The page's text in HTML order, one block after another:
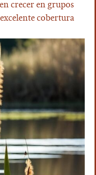
crecer en grupos
cobertura